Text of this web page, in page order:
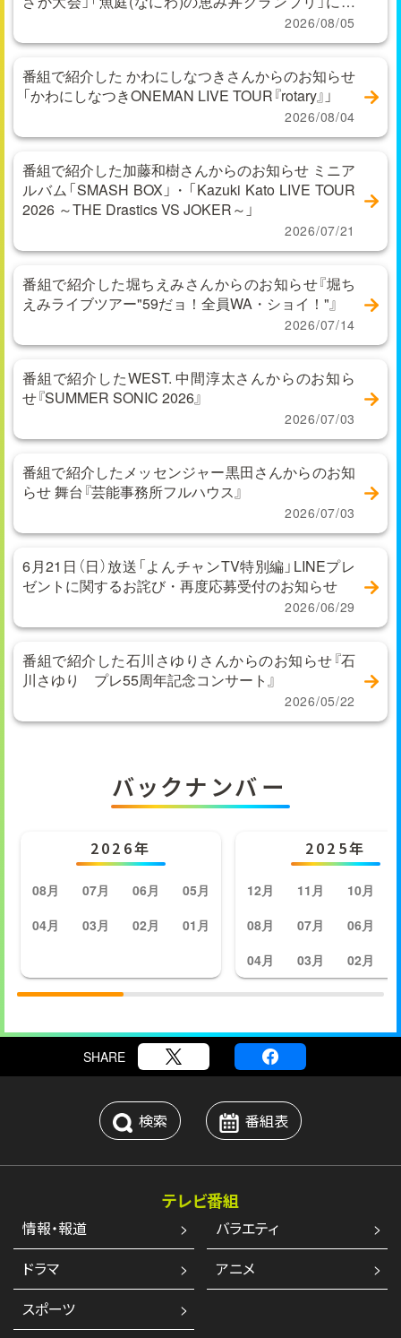
2026/08/05
番組で紹介した かわにしなつきさんからのお知らせ
「かわにしなつきONEMAN LIVE TOUR『rotary』」
2026/08/04
番組で紹介した加藤和樹さんからのお知らせ ミニア
ルバム「SMASH BOX」・「Kazuki Kato LIVE TOUR
2026 ～THE Drastics VS JOKER～」
2026/07/21
番組で紹介した堀ちえみさんからのお知らせ『堀ち
えみライブツアー"59だョ！全員WA・ショイ！"』
2026/07/14
番組で紹介したWEST. 中間淳太さんからのお知ら
せ『SUMMER SONIC 2026』
2026/07/03
番組で紹介したメッセンジャー黒田さんからのお知
らせ 舞台『芸能事務所フルハウス』
2026/07/03
6月21日（日）放送「よんチャンTV特別編」LINEプレ
ゼントに関するお詫び・再度応募受付のお知らせ
2026/06/29
番組で紹介した石川さゆりさんからのお知らせ『石
川さゆり プレ55周年記念コンサート』
2026/05/22
バックナンバー
2026年
08月 07月 06月
05月
04月
03月 02月 01月
2025年
12月 11月 10月
08月
07月 06月
04月
03月 02月
SHARE
検索 番組表
テレビ番組
情報・報道
バラエティ
ドラマ
アニメ
スポーツ